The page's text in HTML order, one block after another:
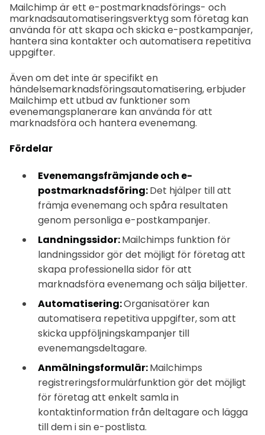
Mailchimp är ett e-postmarknadsförings- och
marknadsautomatiseringsverktyg som företag kan
använda för att skapa och skicka e-postkampanjer,
hantera sina kontakter och automatisera repetitiva
uppgifter.
Även om det inte är specifikt en
händelsemarknadsföringsautomatisering, erbjuder
Mailchimp ett utbud av funktioner som
evenemangsplanerare kan använda för att
marknadsföra och hantera evenemang.
Fördelar
Evenemangsfrämjande och e-
postmarknadsföring:Det hjälper till att
främja evenemang och spåra resultaten
genom personliga e-postkampanjer.
Landningssidor:Mailchimps funktion för
landningssidor gör det möjligt för företag att
skapa professionella sidor för att
marknadsföra evenemang och sälja biljetter.
Automatisering:Organisatörer kan
automatisera repetitiva uppgifter, som att
skicka uppföljningskampanjer till
evenemangsdeltagare.
Anmälningsformulär:Mailchimps
registreringsformulärfunktion gör det möjligt
för företag att enkelt samla in
kontaktinformation från deltagare och lägga
till dem i sin e-postlista.